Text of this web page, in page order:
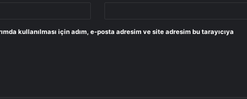
kullanılması için adım, e-posta adresim ve site adresim bu tarayıcıya